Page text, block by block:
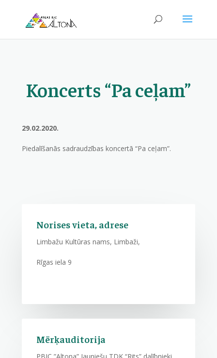
Koncerts “Pa ceļam”
29.02.2020.
Piedalīšanās sadraudzības koncertā “Pa ceļam”.
Norises vieta, adrese
Limbažu Kultūras nams, Limbaži,
Rīgas iela 9
Mērķauditorija